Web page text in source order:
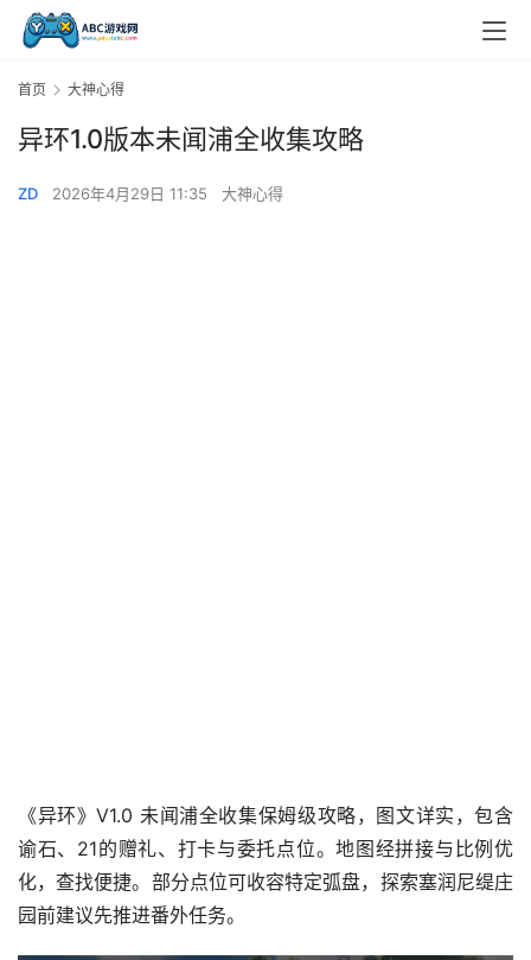
首页 大神心得
异环1.0版本未闻浦全收集攻略
ZD 2026年4月29日 11:35 大神心得
《异环》V1.0 未闻浦全收集保姆级攻略，图文详实，包含
谕石、21的赠礼、打卡与委托点位。地图经拼接与比例优
化，查找便捷。部分点位可收容特定弧盘，探索塞润尼缇庄
园前建议先推进番外任务。